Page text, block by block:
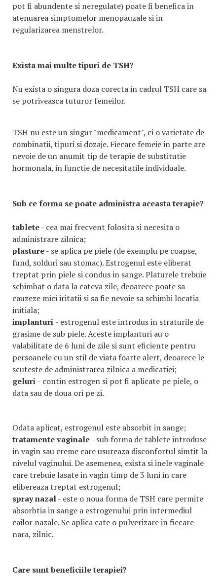
pot fi abundente si neregulate) poate fi benefica in
atenuarea simptomelor menopauzale si in
regularizarea menstrelor.
Exista mai multe tipuri de TSH?
Nu exista o singura doza corecta in cadrul TSH care sa
se potriveasca tuturor femeilor.
TSH nu este un singur "medicament", ci o varietate de
combinatii, tipuri si dozaje. Fiecare femeie in parte are
nevoie de un anumit tip de terapie de substitutie
hormonala, in functie de necesitatile individuale.
Sub ce forma se poate administra aceasta terapie?
tablete- cea mai frecvent folosita si necesita o
administrare zilnica;
plasture- se aplica pe piele (de exemplu pe coapse,
fund, solduri sau stomac). Estrogenul este eliberat
treptat prin piele si condus in sange. Platurele trebuie
schimbat o data la cateva zile, deoarece poate sa
cauzeze mici iritatii si sa fie nevoie sa schimbi locatia
initiala;
implanturi - estrogenul este introdus in straturile de
grasime de sub piele. Aceste implanturi au o
valabilitate de 6 luni de zile si sunt eficiente pentru
persoanele cu un stil de viata foarte alert, deoarece le
scuteste de administrarea zilnica a medicatiei;
geluri - contin estrogen si pot fi aplicate pe piele, o
data sau de doua ori pe zi.
Odata aplicat, estrogenul este absorbit in sange;
tratamente vaginale- sub forma de tablete introduse
in vagin sau creme care usureaza disconfortul simtit la
nivelul vaginului. De asemenea, exista si inele vaginale
care trebuie lasate in vagin timp de 3 luni in care
elibereaza treptat estrogenul;
spray nazal- este o noua forma de TSH care permite
absorbtia in sange a estrogenului prin intermediul
cailor nazale. Se aplica cate o pulverizare in fiecare
nara, zilnic.
Care sunt beneficiile terapiei?